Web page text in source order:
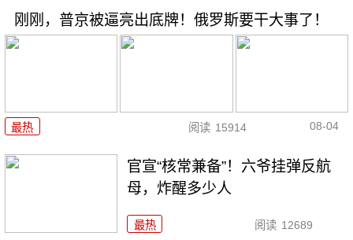
刚刚，普京被逼亮出底牌！俄罗斯要干大事了！
最热 阅读 15914 08-04
官宣“核常兼备”！六爷挂弹反航
母，炸醒多少人
最热 阅读 12689